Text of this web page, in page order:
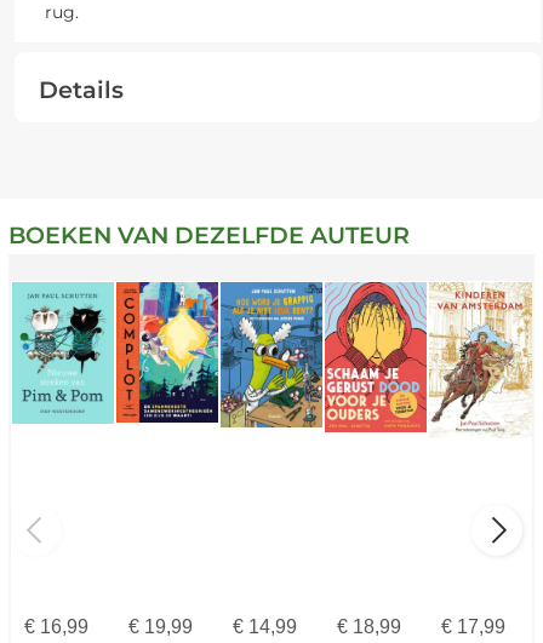
rug.
Details
BOEKEN VAN DEZELFDE AUTEUR
€16,99 €19,99 € 14,99 € 18,99 € 17,99